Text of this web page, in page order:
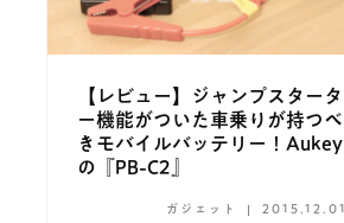
【レビュー】ジャンプスタータ
ー機能がついた車乗りが持つべ
きモバイルバッテリー！Aukey
の『PB-C2』
ガジェット 2015.12.01